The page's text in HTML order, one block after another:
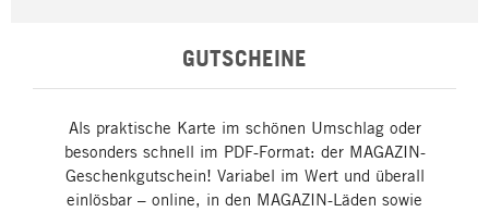
GUTSCHEINE
Als praktische Karte im schönen Umschlag oder
besonders schnell im PDF-Format: der MAGAZIN-
Geschenkgutschein! Variabel im Wert und überall
einlösbar – online, in den MAGAZIN-Läden sowie